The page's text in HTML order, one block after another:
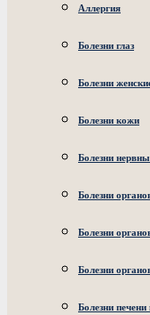
Аллергия
Болезни глаз
Болезни
Болезни кожи
Болезни
Болезни
Болезни
Болезни
Болезни